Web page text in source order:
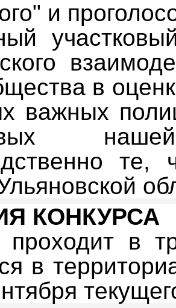
и
в
важных
КОНКУРСА
проходит в
в